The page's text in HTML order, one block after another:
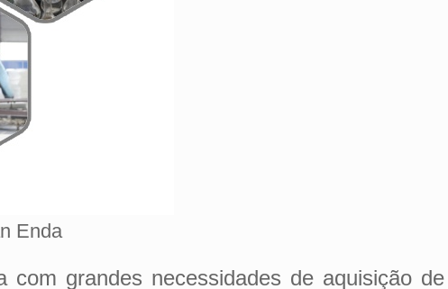
Enda
grandes necessidades de aquisição de